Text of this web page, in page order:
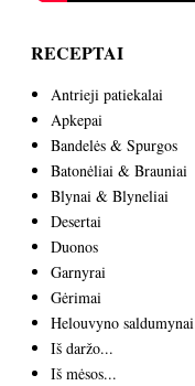
RECEPTAI
Antrieji patiekalai
Apkepai
Bandelės & Spurgos
Batonėliai & Brauniai
Blynai & Blyneliai
Desertai
Duonos
Garnyrai
Gėrimai
Helouvyno saldumynai
Iš daržo...
Iš mėsos...